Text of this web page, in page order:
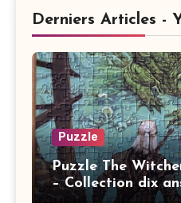
Derniers Articles -
Puzzle
Puzzle The
– Collection dix